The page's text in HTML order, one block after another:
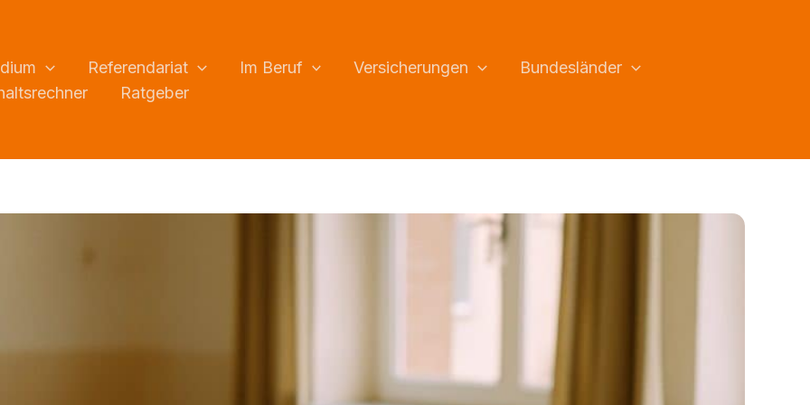
Referendariat Im Beruf Versicherungen
Bundesländer
Ratgeber